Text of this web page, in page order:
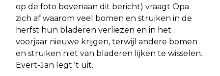
op de foto bovenaan dit bericht) vraagt Opa
zich af waarom veel bomen en struiken in de
herfst hun bladeren verliezen en in het
voorjaar nieuwe krijgen, terwijl andere bomen
en struiken niet van bladeren lijken te wisselen.
Evert-Jan legt 't uit.